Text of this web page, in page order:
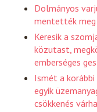
Dolmányos
mentették meg
Keresik a
közutast,
emberséges
Ismét a
egyik
csökkenés